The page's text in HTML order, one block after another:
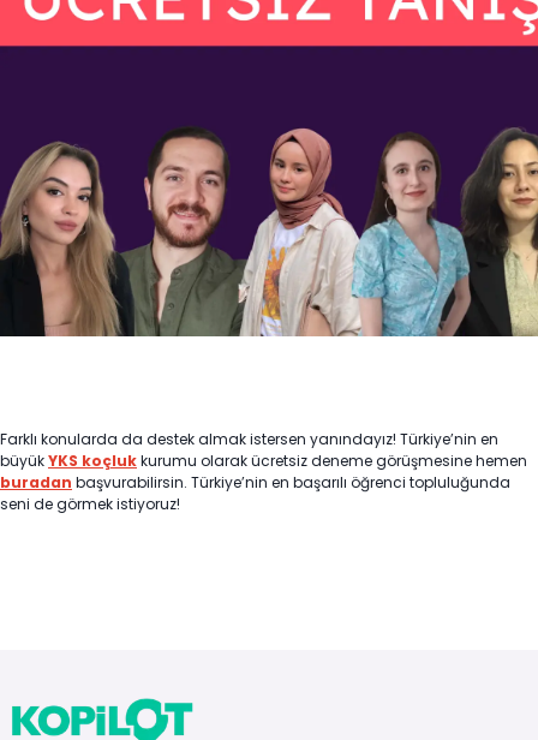
Farklı konularda da destek almak istersen yanındayız! Türkiye’nin en
büyükYKS koçlukkurumu olarak ücretsiz deneme görüşmesine hemen
buradan başvurabilirsin. Türkiye’nin en başarılı öğrenci topluluğunda
seni de görmek istiyoruz!